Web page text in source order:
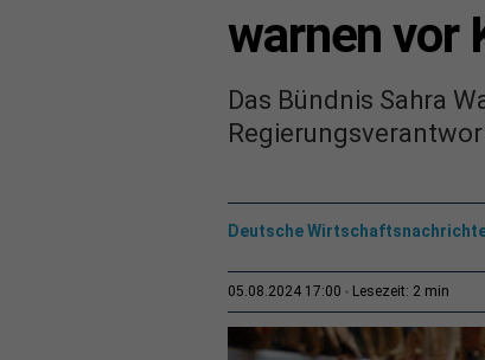
warnen vor
Das Bündnis Sahra
Deutsche
05.08.2024 17:00 Lesezeit: 2 min